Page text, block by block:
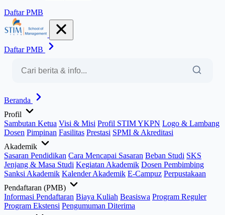
Daftar PMB
Daftar PMB
Beranda
Profil
Sambutan Ketua Visi & Misi Profil STIM YKPN Logo & Lambang
Dosen Pimpinan Fasilitas Prestasi SPMI & Akreditasi
Akademik
Sasaran Pendidikan Cara Mencapai Sasaran Beban Studi SKS
Jenjang & Masa Studi Kegiatan Akademik Dosen Pembimbing
Sanksi Akademik Kalender Akademik E-Campuz Perpustakaan
Pendaftaran (PMB)
Informasi Pendaftaran Biaya Kuliah Beasiswa Program Reguler
Program Ekstensi Pengumuman Diterima